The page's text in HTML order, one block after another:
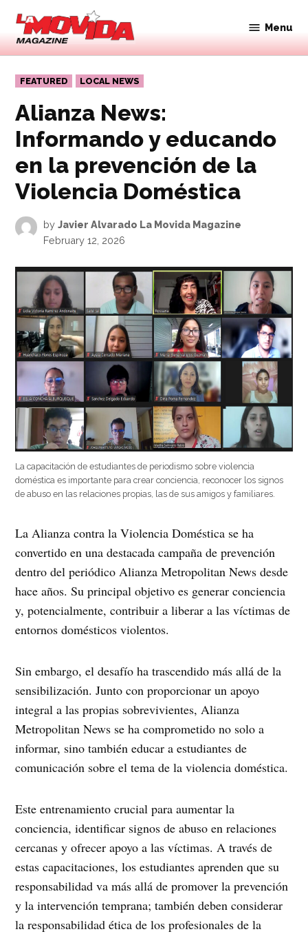
Skip
content
Movida
Magazine
Menu
POSTED
IN
FEATURED LOCAL NEWS
Alianza News:
Informando y educando
en la prevención de la
Violencia Doméstica
by Javier Alvarado La Movida Magazine
February 12, 2026
La capacitación de estudiantes de periodismo sobre violencia
doméstica es importante para crear conciencia, reconocer los signos
de abuso en las relaciones propias, las de sus amigos y familiares.
La Alianza contra la Violencia Doméstica se ha
convertido en una destacada campaña de prevención
dentro del periódico Alianza Metropolitan News desde
hace años. Su principal objetivo es generar conciencia
y, potencialmente, contribuir a liberar a las víctimas de
entornos domésticos violentos.
Sin embargo, el desafío ha trascendido más allá de la
sensibilización. Junto con proporcionar un apoyo
integral a las propias sobrevivientes, Alianza
Metropolitan News se ha comprometido no solo a
informar, sino también educar a estudiantes de
comunicación sobre el tema de la violencia doméstica.
Este entrenamiento crucial para aumentar la
conciencia, identificar signos de abuso en relaciones
cercanas y ofrecer apoyo a las víctimas. A través de
estas capacitaciones, los estudiantes aprenden que su
responsabilidad va más allá de promover la prevención
y la intervención temprana; también deben considerar
la responsabilidad ética de los profesionales de la